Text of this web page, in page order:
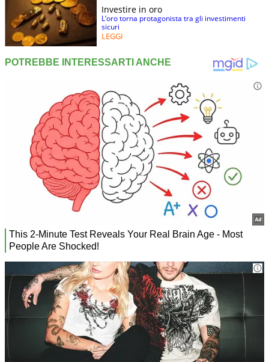
Investire in oro
L’oro torna protagonista tra gli investimenti
sicuri
LEGGI